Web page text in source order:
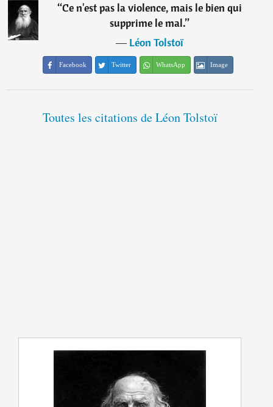
“Ce n'est pas la violence, mais le bien qui
supprime le mal.”
―Léon Tolstoï
Facebook Twitter WhatsApp Image
Toutes les citations de Léon Tolstoï